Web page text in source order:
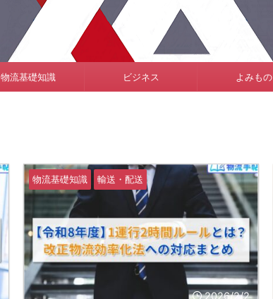
物流基礎知識 ビジネス
よみもの
2026/2/2
物流基礎知識 輸送・配送